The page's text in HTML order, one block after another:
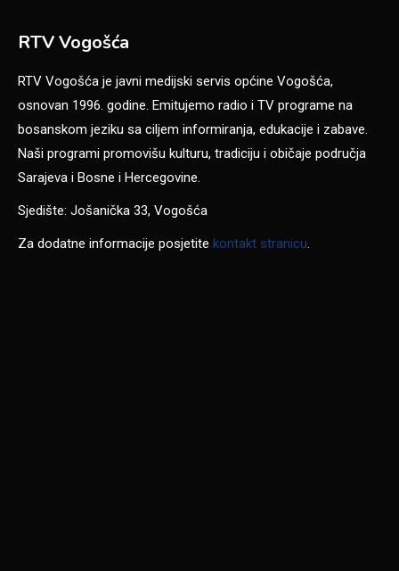
RTV Vogošća
RTV Vogošća je javni medijski servis općine Vogošća,
osnovan 1996. godine. Emitujemo radio i TV programe na
bosanskom jeziku sa ciljem informiranja, edukacije i zabave.
Naši programi promovišu kulturu, tradiciju i običaje područja
Sarajeva i Bosne i Hercegovine.
Sjedište: Jošanička 33, Vogošća
Za dodatne informacije posjetite kontakt stranicu